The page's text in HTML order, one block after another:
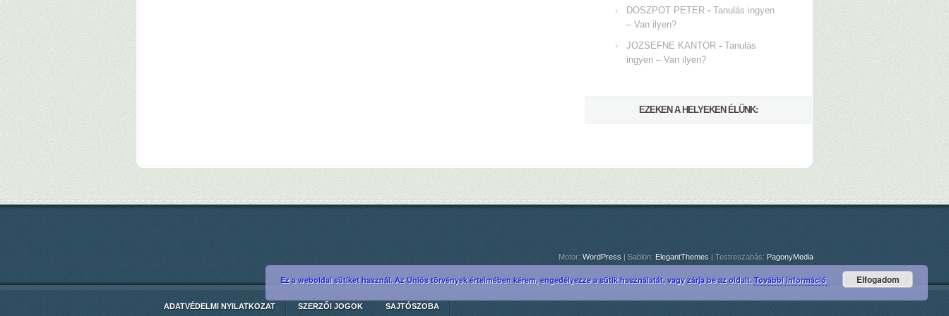
DOSZPOT PETER - Tanulás ingyen
– Van ilyen?
JOZSEFNE KANTOR - Tanulás
ingyen – Van ilyen?
EZEKEN A HELYEKEN ÉLÜNK:
Motor: WordPress | Sablon: ElegantThemes | Testreszabás: PagonyMedia
ADATVÉDELMI NYILATKOZAT SZERZŐI JOGOK SAJTÓSZOBA
Ez a weboldal sütiket használ. Az Uniós törvények értelmében kérem, engedélyezze a sütik használatát, vagy zárja be az oldalt. További információ Elfogadom